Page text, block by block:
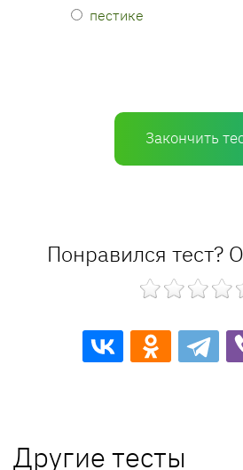
пестике
Закончить
Понравился тест?
Другие тесты